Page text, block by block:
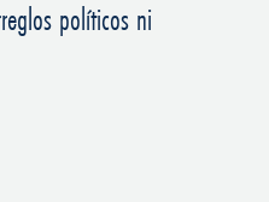
políticos ni